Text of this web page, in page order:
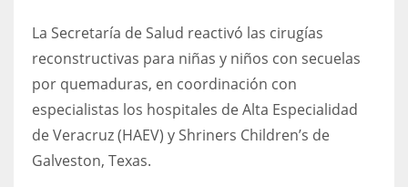
La Secretaría de Salud reactivó las cirugías
reconstructivas para niñas y niños con secuelas
por quemaduras, en coordinación con
especialistas los hospitales de Alta Especialidad
de Veracruz (HAEV) y Shriners Children’s de
Galveston, Texas.